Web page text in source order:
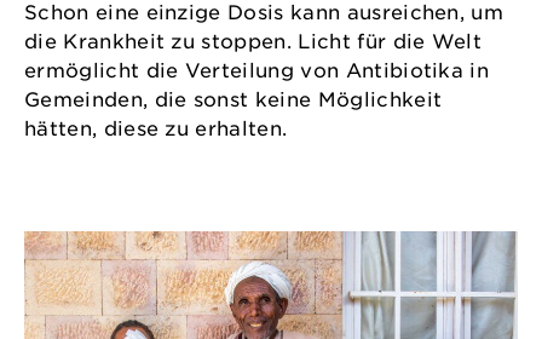
Schon eine einzige Dosis kann ausreichen, um
die Krankheit zu stoppen. Licht für die Welt
ermöglicht die Verteilung von Antibiotika in
Gemeinden, die sonst keine Möglichkeit
hätten, diese zu erhalten.